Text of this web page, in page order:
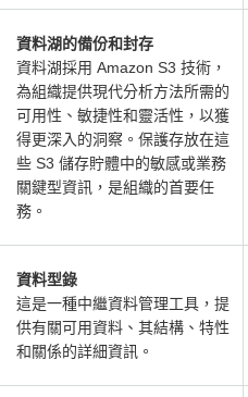
資料湖的備份和封存
資料湖採用 Amazon S3 技術，
為組織提供現代分析方法所需的
可用性、敏捷性和靈活性，以獲
得更深入的洞察。保護存放在這
些 S3 儲存貯體中的敏感或業務
關鍵型資訊，是組織的首要任
務。
資料型錄
這是一種中繼資料管理工具，提
供有關可用資料、其結構、特性
和關係的詳細資訊。